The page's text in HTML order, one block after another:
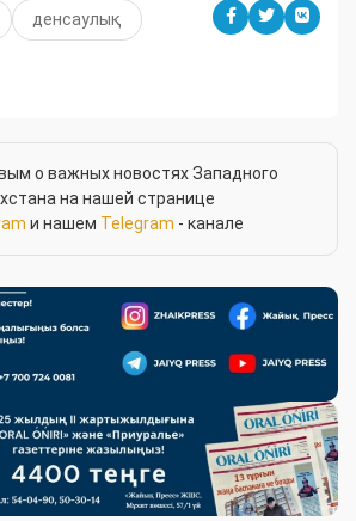
денсаулық
о важных новостях Западного
на нашей странице
и нашем Telegram - канале